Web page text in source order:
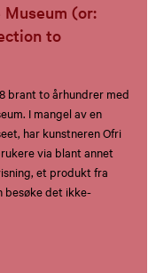
(or:
to
brant to århundrer med
I mangel av en
har kunstneren Ofri
via blant annet
et produkt fra
besøke det ikke-